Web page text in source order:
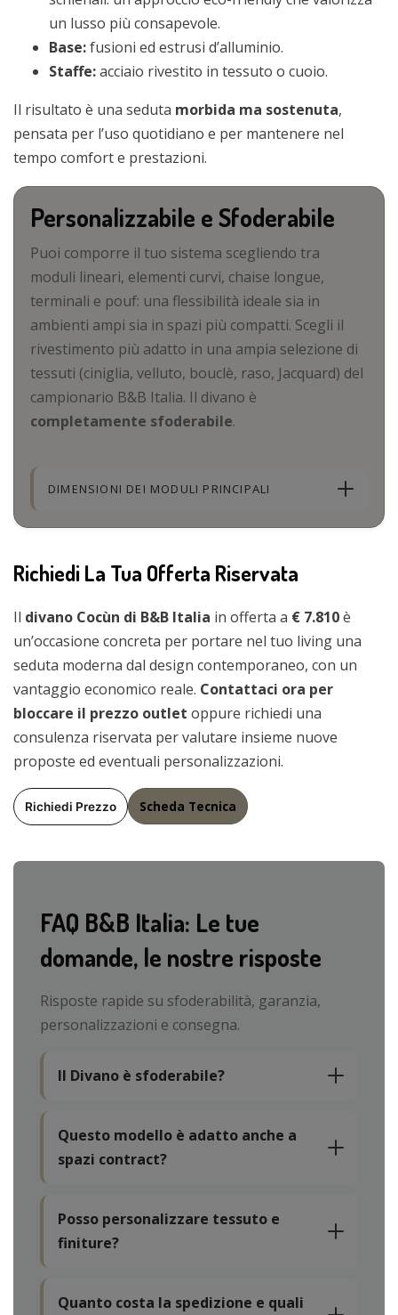
un lusso più consapevole.
Base:fusioni ed estrusi d’alluminio.
Staffe:acciaio rivestito in tessuto o cuoio.
Il risultato è una seduta morbida ma sostenuta,
pensata per l’uso quotidiano e per mantenere nel
tempo comfort e prestazioni.
Personalizzabile eSfoderabile
Puoi comporre il tuo sistema scegliendo tra
moduli lineari, elementi curvi, chaise longue,
terminali e pouf: una flessibilità ideale sia in
ambienti ampi sia in spazi più compatti. Scegli il
rivestimento più adatto in una ampia selezione di
tessuti (ciniglia, velluto, bouclè, raso, Jacquard) del
campionario B&B Italia. Il divano è
completamente sfoderabile.
DIMENSIONI DEI MODULI PRINCIPALI
Richiedi La Tua Offerta Riservata
Il divano Cocùn di B&B Italia in offerta a € 7.810è
un’occasione concreta per portare nel tuo living una
seduta moderna dal design contemporaneo, con un
vantaggio economico reale. Contattaci ora per
bloccare il prezzo outlet oppure richiedi una
consulenza riservata per valutare insieme nuove
proposte ed eventuali personalizzazioni.
Richiedi Prezzo Scheda Tecnica
FAQ B&B Italia: Le tue
domande, le nostre risposte
Risposte rapide su sfoderabilità, garanzia,
personalizzazioni e consegna.
Il Divano è sfoderabile?
Questo modello è adatto anche a
spazi contract?
Posso personalizzare tessuto e
finiture?
Quanto costa la spedizione e quali